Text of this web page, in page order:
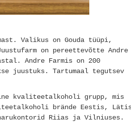
Valikus on Gouda tüüpi,
on pereettevõtte Andre
Andre Farmis on 200
juustuks. Tartumaal tegutsev
kvaliteetalkoholi grupp, mis
brände Eestis,
Riias ja Vilniuses.